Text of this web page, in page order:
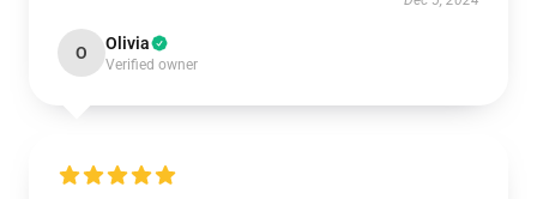
O Olivia
Verified owner